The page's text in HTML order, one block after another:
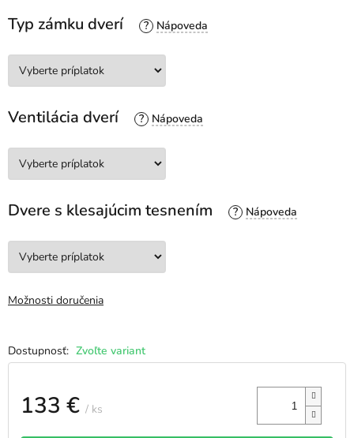
Zvoľte variant
Typ zámku dverí ?
Ventilácia dverí ?
Dvere s klesajúcim tesnením ?
Možnosti doručenia
133 € / ks